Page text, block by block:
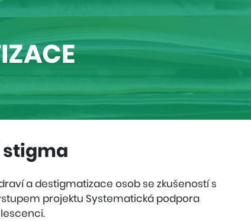
stigma
a destigmatizace osob se zkušeností s
projektu Systematická podpora